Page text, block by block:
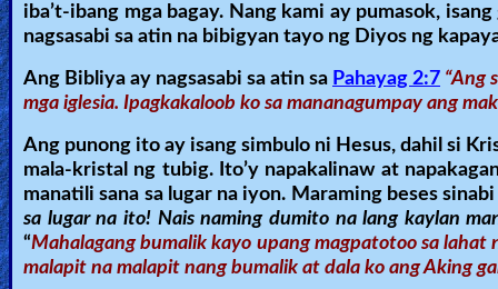
🎞
Vids
for
New
Believers
Heaven
iba’t-ibang mga bagay. Nang kami ay pumasok,
nagsasabi sa atin na bibigyan tayo ng Diyos ng
Ang Bibliya ay nagsasabi sa atin sa Pahayag 2:7 “Ang
mga iglesia. Ipagkakaloob ko sa mananagumpay ang
Ang punong ito ay isang simbulo ni Hesus, dahil si
mala-kristal ng tubig. Ito’y napakalinaw at
manatili sana sa lugar na iyon. Maraming beses
sa lugar na ito! Nais naming dumito na lang kaylan
“Mahalagang bumalik kayo upang magpatotoo sa lahat
malapit na malapit nang bumalik at dala ko ang Aking